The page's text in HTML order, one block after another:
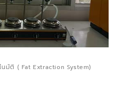
นมัติ ( Fat Extraction System)